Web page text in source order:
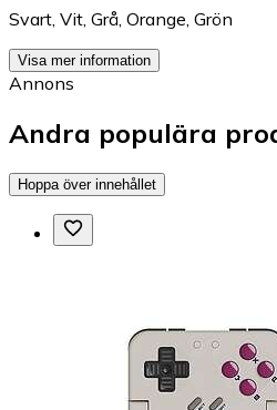
Svart, Vit, Grå, Orange, Grön
Visa mer information
Annons
Andra populära
Hoppa över innehållet